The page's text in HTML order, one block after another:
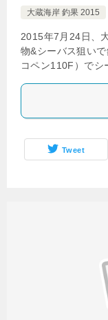
大蔵海岸 釣果 2015
2015年7月24日、
物&シーバス狙い
コペン110F）でシ
Tweet